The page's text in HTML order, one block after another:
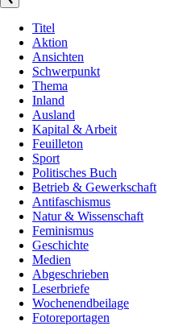
Titel
Aktion
Ansichten
Schwerpunkt
Thema
Inland
Ausland
Kapital & Arbeit
Feuilleton
Sport
Politisches Buch
Betrieb & Gewerkschaft
Antifaschismus
Natur & Wissenschaft
Feminismus
Geschichte
Medien
Abgeschrieben
Leserbriefe
Wochenendbeilage
Fotoreportagen